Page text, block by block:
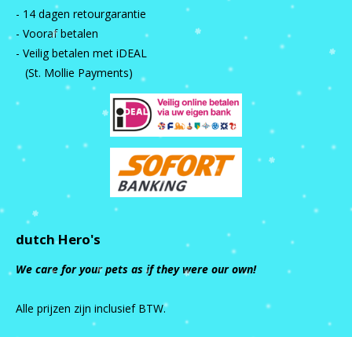
- 14 dagen retourgarantie
- Vooraf betalen
- Veilig betalen met iDEAL
(St. Mollie Payments)
dutch Hero's
We care for your pets as if they were our own!
Alle prijzen zijn inclusief BTW.